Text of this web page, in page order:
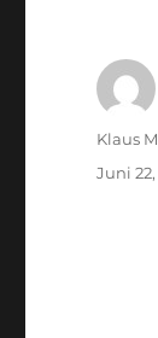
Autor
Klaus
Juni